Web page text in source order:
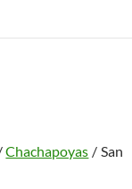
Chachapoyas / San